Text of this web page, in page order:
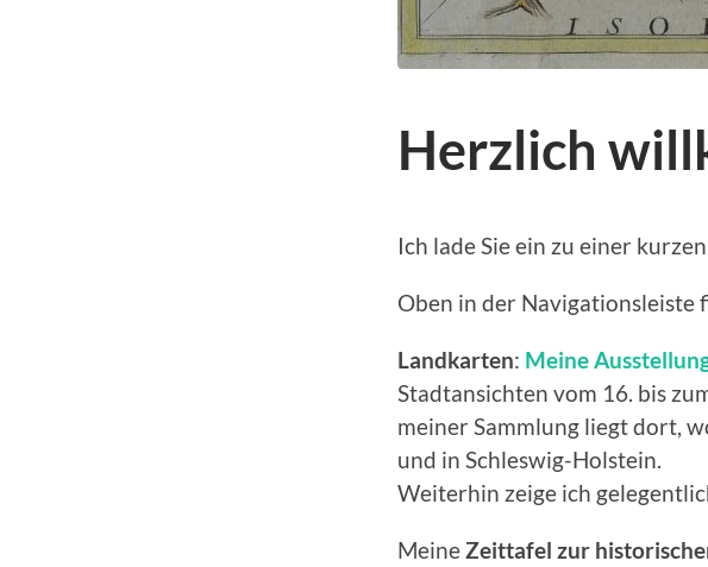
Herzlich
Ich lade Sie ein zu einer
Oben in der Navigationsleiste
Landkarten: Meine
Stadtansichten vom 16. bis
meiner Sammlung liegt dort,
und in Schleswig-Holstein.
Weiterhin zeige ich
MeineZeittafel zur